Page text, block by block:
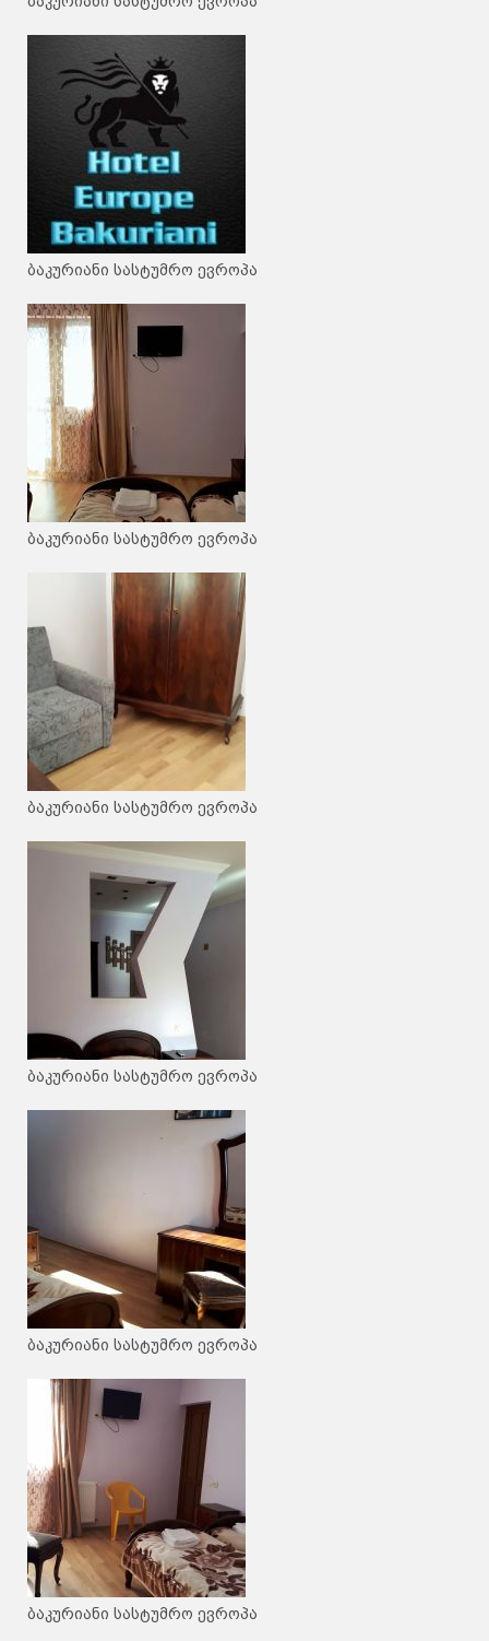
ბაკურიანი სასტუმრო ევროპა
ბაკურიანი სასტუმრო ევროპა
ბაკურიანი სასტუმრო ევროპა
ბაკურიანი სასტუმრო ევროპა
ბაკურიანი სასტუმრო ევროპა
ბაკურიანი სასტუმრო ევროპა